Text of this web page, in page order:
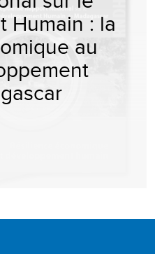
Humain : la
au